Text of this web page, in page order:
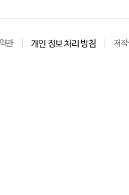
관 개인 정보 처리 방침 저